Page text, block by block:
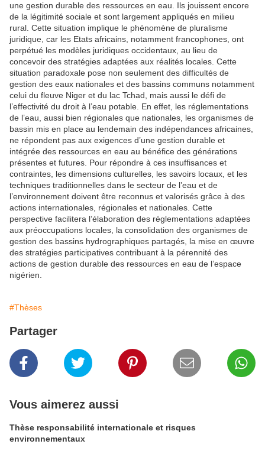
une gestion durable des ressources en eau. Ils jouissent encore
de la légitimité sociale et sont largement appliqués en milieu
rural. Cette situation implique le phénomène de pluralisme
juridique, car les Etats africains, notamment francophones, ont
perpétué les modèles juridiques occidentaux, au lieu de
concevoir des stratégies adaptées aux réalités locales. Cette
situation paradoxale pose non seulement des difficultés de
gestion des eaux nationales et des bassins communs notamment
celui du fleuve Niger et du lac Tchad, mais aussi le défi de
l’effectivité du droit à l’eau potable. En effet, les réglementations
de l’eau, aussi bien régionales que nationales, les organismes de
bassin mis en place au lendemain des indépendances africaines,
ne répondent pas aux exigences d’une gestion durable et
intégrée des ressources en eau au bénéfice des générations
présentes et futures. Pour répondre à ces insuffisances et
contraintes, les dimensions culturelles, les savoirs locaux, et les
techniques traditionnelles dans le secteur de l’eau et de
l’environnement doivent être reconnus et valorisés grâce à des
actions internationales, régionales et nationales. Cette
perspective facilitera l’élaboration des réglementations adaptées
aux préoccupations locales, la consolidation des organismes de
gestion des bassins hydrographiques partagés, la mise en œuvre
des stratégies participatives contribuant à la pérennité des
actions de gestion durable des ressources en eau de l’espace
nigérien.
#Thèses
Partager
Vous aimerez aussi
Thèse responsabilité internationale et risques
environnementaux